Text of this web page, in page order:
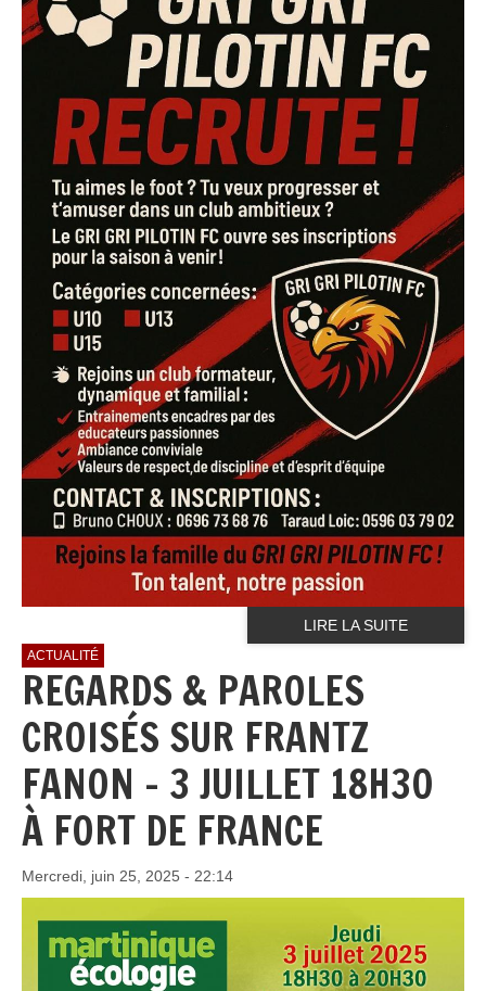
LIRE LA SUITE
ACTUALITÉ
REGARDS & PAROLES
CROISÉS SUR FRANTZ
FANON - 3 JUILLET 18H30
À FORT DE FRANCE
Mercredi, juin 25, 2025 - 22:14